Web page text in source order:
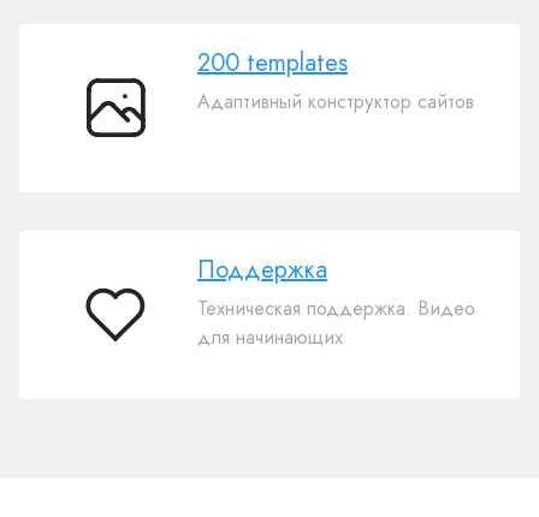
200
200 templates
Адаптивный конструктор сайтов
Поддержка
Поддержка
Техническая поддержка. Видео
для начинающих